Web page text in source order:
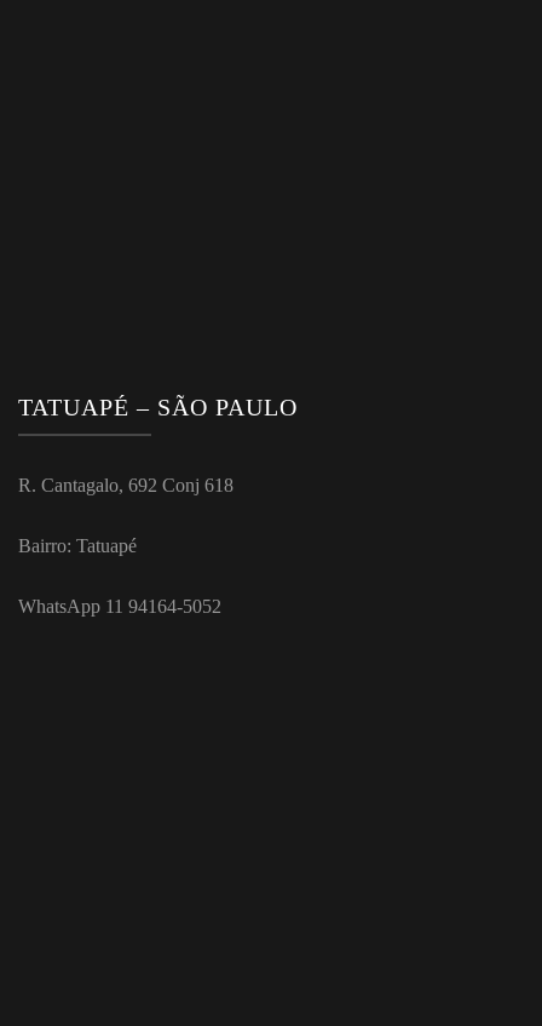
TATUAPÉ – SÃO PAULO
R. Cantagalo, 692 Conj 618
Bairro: Tatuapé
WhatsApp 11 94164-5052